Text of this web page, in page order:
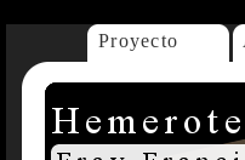
Proyecto